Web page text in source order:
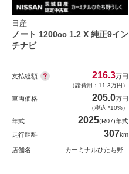
日産
ノート 1200cc 1.2 X 純正9イン
チナビ
支払総額 216.3万円
（諸費用：11.3万円）
車両価格 205.0万円
（税込 *10%）
年式 2025(R07)年式
走行距離
307km
店舗名 カーミナルひたち野...